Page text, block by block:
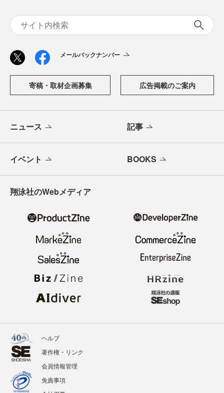
メールバックナンバー
寄稿・取材企画募集 広告掲載のご案内
ニュース 記事
イベント BOOKS
翔泳社のWebメディア
ヘルプ
著作権・リンク
会員情報管理
免責事項